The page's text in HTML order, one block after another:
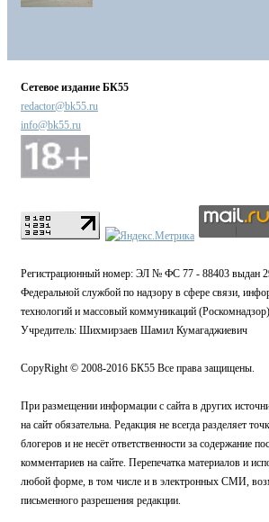
Сетевое издание БК55
redactor@bk55.ru
info@bk55.ru
Регистрационный номер: ЭЛ № ФС 77 - 88403 выдан
Федеральной службой по надзору в сфере связи,
технологий и массовый коммуникаций (Роскомнадзор)
Учредитель: Шихмирзаев Шамил Кумагаджиевич
CopyRight © 2008-2016 БК55 Все права защищены.
При размещении информации с сайта в других
на сайт обязательна. Редакция не всегда разделяет
блогеров и не несёт ответственности за содержание
комментариев на сайте. Перепечатка материалов и
любой форме, в том числе и в электронных СМИ,
письменного разрешения редакции.